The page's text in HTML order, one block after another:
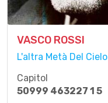
VASCO ROSSI
L'altra Metà Del Cielo
Capitol
50999 463227 1 5